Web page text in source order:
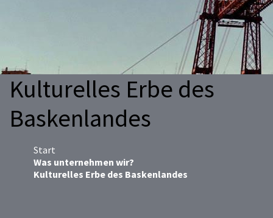
Kulturelles Erbe des
Baskenlandes
Start
Was unternehmen wir?
Kulturelles Erbe des Baskenlandes